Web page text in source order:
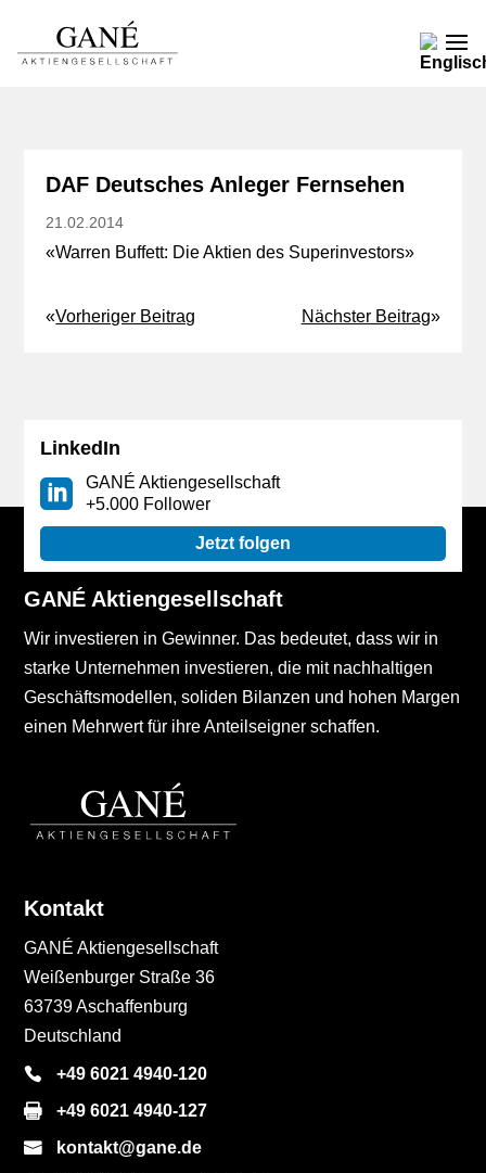
DAF Deutsches Anleger Fernsehen
21.02.2014
«Warren Buffett: Die Aktien des Superinvestors»
«Vorheriger Beitrag Nächster Beitrag»
LinkedIn
GANÉ Aktiengesellschaft
+5.000 Follower
Jetzt folgen
GANÉ Aktiengesellschaft
Wir investieren in Gewinner. Das bedeutet, dass wir in
starke Unternehmen investieren, die mit nachhaltigen
Geschäftsmodellen, soliden Bilanzen und hohen Margen
einen Mehrwert für ihre Anteilseigner schaffen.
Kontakt
GANÉ Aktiengesellschaft
Weißenburger Straße 36
63739 Aschaffenburg
Deutschland
+49 6021 4940-120
+49 6021 4940-127
kontakt@gane.de